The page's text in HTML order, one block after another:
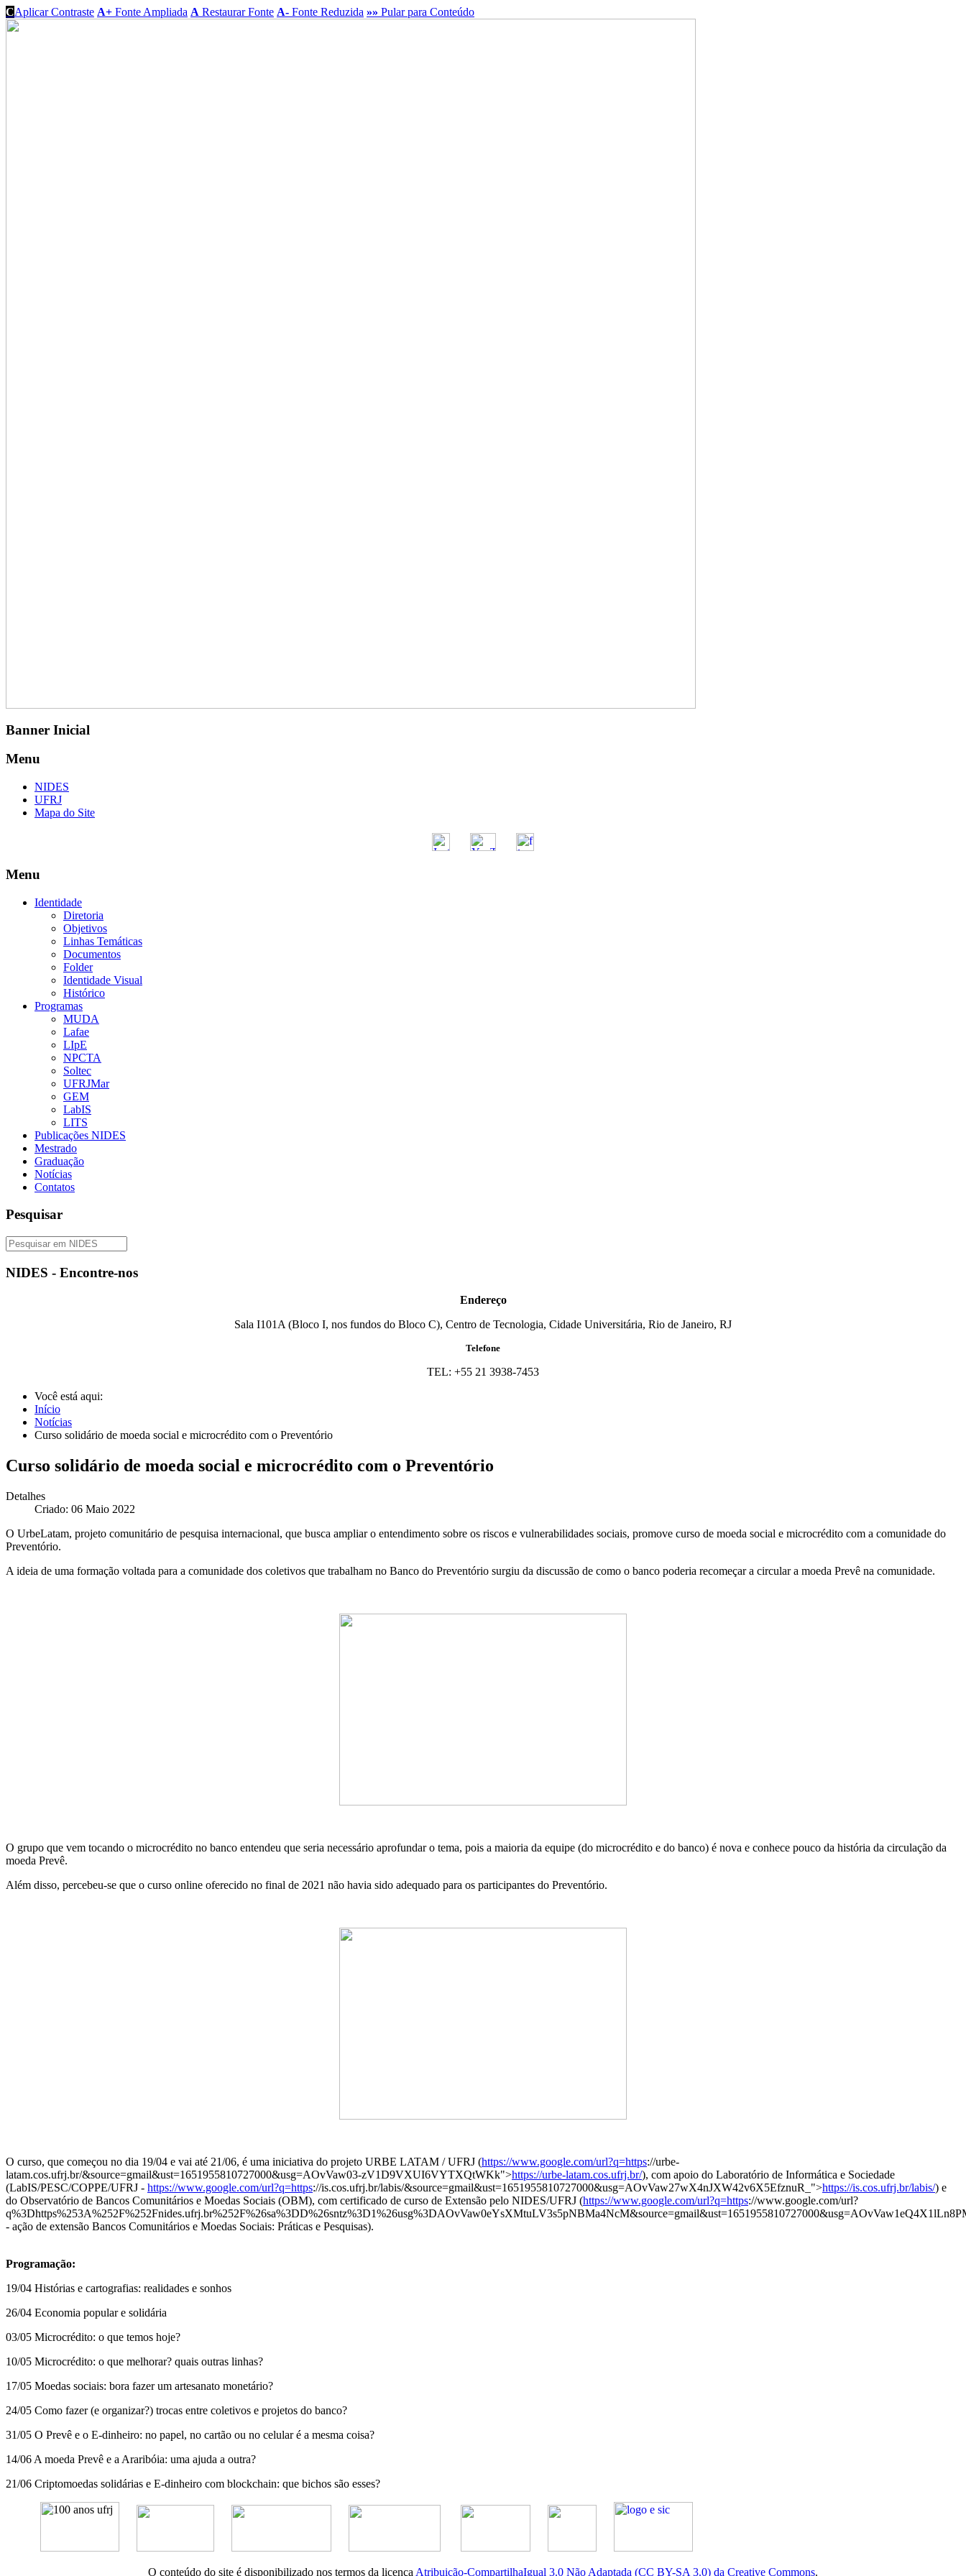
CAplicar Contraste A+ Fonte Ampliada A Restaurar Fonte A- Fonte Reduzida »» Pular para Conteúdo
Banner Inicial
Menu
NIDES
UFRJ
Mapa do Site
Menu
Identidade
Diretoria
Objetivos
Linhas Temáticas
Documentos
Folder
Identidade Visual
Histórico
Programas
MUDA
Lafae
LIpE
NPCTA
Soltec
UFRJMar
GEM
LabIS
LITS
Publicações NIDES
Mestrado
Graduação
Notícias
Contatos
Pesquisar
NIDES - Encontre-nos
Endereço
Sala I101A (Bloco I, nos fundos do Bloco C), Centro de Tecnologia, Cidade Universitária, Rio de Janeiro, RJ
Telefone
TEL: +55 21 3938-7453
Você está aqui:
Início
Notícias
Curso solidário de moeda social e microcrédito com o Preventório
Curso solidário de moeda social e microcrédito com o Preventório
Detalhes
Criado: 06 Maio 2022
O UrbeLatam, projeto comunitário de pesquisa internacional, que busca ampliar o entendimento sobre os riscos e vulnerabilidades sociais, promove curso de moeda social e microcrédito com a comunidade do
Preventório.
A ideia de uma formação voltada para a comunidade dos coletivos que trabalham no Banco do Preventório surgiu da discussão de como o banco poderia recomeçar a circular a moeda Prevê na comunidade.
O grupo que vem tocando o microcrédito no banco entendeu que seria necessário aprofundar o tema, pois a maioria da equipe (do microcrédito e do banco) é nova e conhece pouco da história da circulação da
moeda Prevê.
Além disso, percebeu-se que o curso online oferecido no final de 2021 não havia sido adequado para os participantes do Preventório.
O curso, que começou no dia 19/04 e vai até 21/06, é uma iniciativa do projeto URBE LATAM / UFRJ (https://www.google.com/url?q=https://urbe-
latam.cos.ufrj.br/&source=gmail&ust=1651955810727000&usg=AOvVaw03-zV1D9VXUI6VYTXQtWKk">https://urbe-latam.cos.ufrj.br/), com apoio do Laboratório de Informática e Sociedade
(LabIS/PESC/COPPE/UFRJ - https://www.google.com/url?q=https://is.cos.ufrj.br/labis/&source=gmail&ust=1651955810727000&usg=AOvVaw27wX4nJXW42v6X5EfznuR_">https://is.cos.ufrj.br/labis/) e
do Observatório de Bancos Comunitários e Moedas Sociais (OBM), com certificado de curso de Extensão pelo NIDES/UFRJ (https://www.google.com/url?q=https://www.google.com/url?
- ação de extensão Bancos Comunitários e Moedas Sociais: Práticas e Pesquisas).
Programação:
19/04 Histórias e cartografias: realidades e sonhos
26/04 Economia popular e solidária
03/05 Microcrédito: o que temos hoje?
10/05 Microcrédito: o que melhorar? quais outras linhas?
17/05 Moedas sociais: bora fazer um artesanato monetário?
24/05 Como fazer (e organizar?) trocas entre coletivos e projetos do banco?
31/05 O Prevê e o E-dinheiro: no papel, no cartão ou no celular é a mesma coisa?
14/06 A moeda Prevê e a Araribóia: uma ajuda a outra?
21/06 Criptomoedas solidárias e E-dinheiro com blockchain: que bichos são esses?
O conteúdo do site é disponibilizado nos termos da licença Atribuição-CompartilhaIgual 3.0 Não Adaptada (CC BY-SA 3.0) da Creative Commons.